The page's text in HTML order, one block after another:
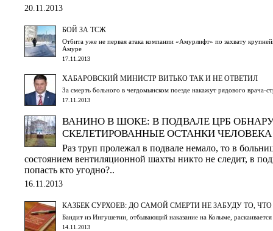
20.11.2013
БОЙ ЗА ТСЖ
Отбита уже не первая атака компании «Амурлифт» по захвату
Амуре
17.11.2013
ХАБАРОВСКИЙ МИНИСТР ВИТЬКО ТАК И НЕ ОТВЕТИЛ
За смерть больного в чегдомынском поезде накажут рядового врача-
17.11.2013
ВАНИНО В ШОКЕ: В ПОДВАЛЕ ЦРБ
СКЕЛЕТИРОВАННЫЕ ОСТАНКИ ЧЕЛОВЕКА
Раз труп пролежал в подвале немало, то в
состоянием вентиляционной шахты никто не следит, в
попасть кто угодно?..
16.11.2013
КАЗБЕК СУРХОЕВ: ДО САМОЙ СМЕРТИ НЕ ЗАБУДУ ТО,
Бандит из Ингушетии, отбывающий наказание на Колыме,
14.11.2013